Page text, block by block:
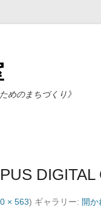
めのまちづくり》
× 563) ギャラリー: 開か